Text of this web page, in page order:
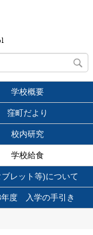
学校概要
窪町だより
校内研究
学校給食
レット等)について
年度 入学の手引き